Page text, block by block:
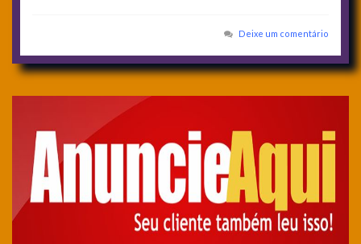
Deixe um comentário